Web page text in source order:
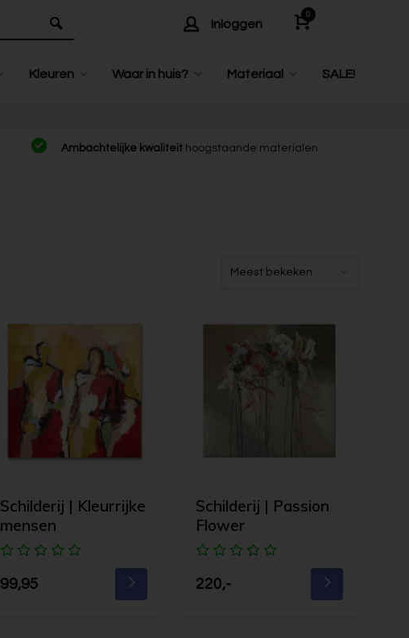
Inloggen
0
Kleuren Waar in huis? Materiaal SALE!
Ambachtelijke kwaliteit hoogstaande materialen
Schilderij | Kleurrijke
mensen
99,95
Schilderij | Passion
Flower
220,-